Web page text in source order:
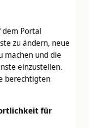
dem Portal
zu ändern, neue
machen und die
einzustellen.
berechtigten
für